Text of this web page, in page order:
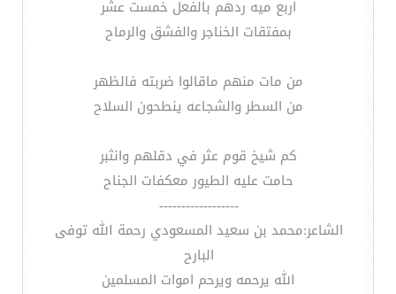
اربع ميه ردهم بالفعل خمست عشر
بمفتقات الخناجر والفشق والرماح
من مات منهم ماقالوا ضربته فالظهر
من السطر والشجاعه ينطحون السلاح
كم شيخ قوم عثر في دقلهم وانثبر
حامت عليه الطيور معكفات الجناح
------------------
الشاعر:محمد بن سعيد المسعودي رحمة الله توفى
البارح
الله يرحمه ويرحم اموات المسلمين